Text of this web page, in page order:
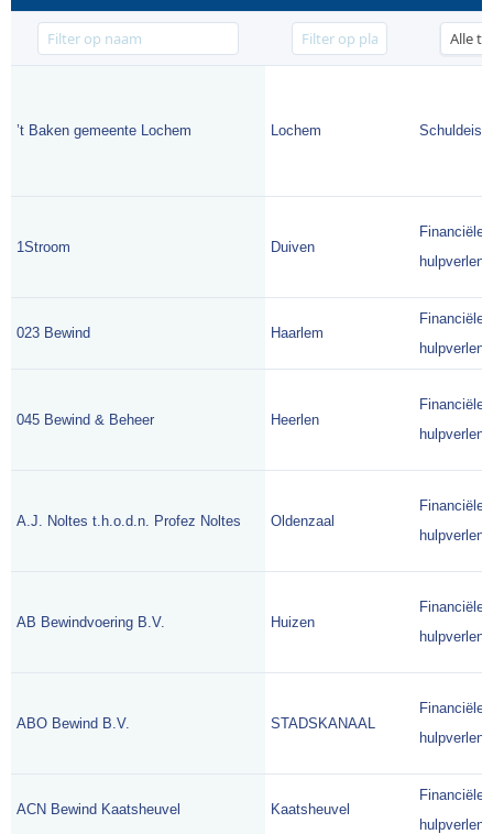
’t Baken gemeente Lochem Lochem Schuldeiser
1Stroom Duiven
Financiële
023 Bewind Haarlem
Financiële
045 Bewind & Beheer Heerlen
Financiële
A.J. Noltes t.h.o.d.n. Profez Noltes Oldenzaal
Financiële
AB Bewindvoering B.V. Huizen
Financiële
ABO Bewind B.V. STADSKANAAL
Financiële
ACN Bewind Kaatsheuvel Kaatsheuvel
Financiële